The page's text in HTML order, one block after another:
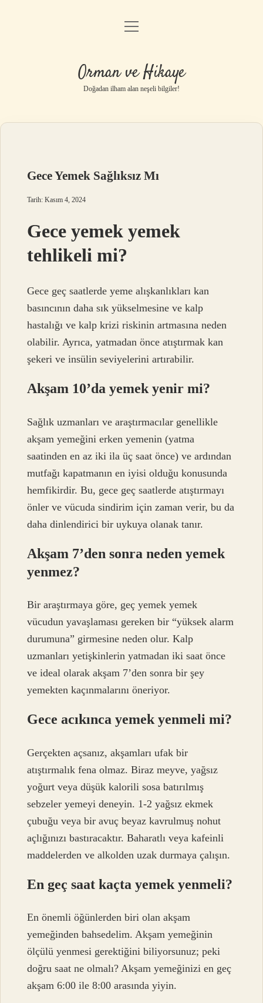
Anasayfa
Yasal Uyarı
menüyü
Orman ve Hikaye
Doğadan ilham alan neşeli bilgiler!
Gece Yemek Sağlıksız Mı
Tarih: Kasım 4, 2024
Gece yemek yemek
tehlikeli mi?
Gece geç saatlerde yeme alışkanlıkları kan
basıncının daha sık yükselmesine ve kalp
hastalığı ve kalp krizi riskinin artmasına neden
olabilir. Ayrıca, yatmadan önce atıştırmak kan
şekeri ve insülin seviyelerini artırabilir.
Akşam 10’da yemek yenir mi?
Sağlık uzmanları ve araştırmacılar genellikle
akşam yemeğini erken yemenin (yatma
saatinden en az iki ila üç saat önce) ve ardından
mutfağı kapatmanın en iyisi olduğu konusunda
hemfikirdir. Bu, gece geç saatlerde atıştırmayı
önler ve vücuda sindirim için zaman verir, bu da
daha dinlendirici bir uykuya olanak tanır.
Akşam 7’den sonra neden yemek
yenmez?
Bir araştırmaya göre, geç yemek yemek
vücudun yavaşlaması gereken bir “yüksek alarm
durumuna” girmesine neden olur. Kalp
uzmanları yetişkinlerin yatmadan iki saat önce
ve ideal olarak akşam 7’den sonra bir şey
yemekten kaçınmalarını öneriyor.
Gece acıkınca yemek yenmeli mi?
Gerçekten açsanız, akşamları ufak bir
atıştırmalık fena olmaz. Biraz meyve, yağsız
yoğurt veya düşük kalorili sosa batırılmış
sebzeler yemeyi deneyin. 1-2 yağsız ekmek
çubuğu veya bir avuç beyaz kavrulmuş nohut
açlığınızı bastıracaktır. Baharatlı veya kafeinli
maddelerden ve alkolden uzak durmaya çalışın.
En geç saat kaçta yemek yenmeli?
En önemli öğünlerden biri olan akşam
yemeğinden bahsedelim. Akşam yemeğinin
ölçülü yenmesi gerektiğini biliyorsunuz; peki
doğru saat ne olmalı? Akşam yemeğinizi en geç
akşam 6:00 ile 8:00 arasında yiyin.